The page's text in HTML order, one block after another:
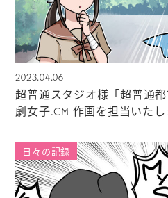
2023.04.06
超普通スタジオ様「超普通
劇女子.CM 作画を担当いた
日々の記録